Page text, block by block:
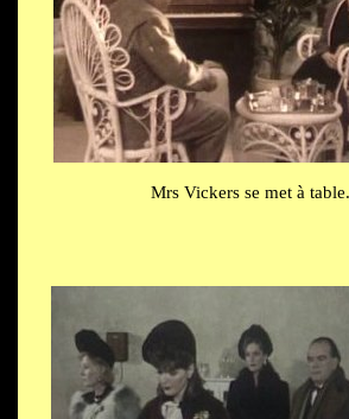
Mrs Vickers se met à table.